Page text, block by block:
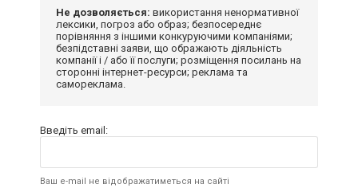
Не дозволяється: використання ненормативної
лексики, погроз або образ; безпосереднє
порівняння з іншими конкуруючими компаніями;
безпідставні заяви, що ображають діяльність
компанії і / або її послуги; розміщення посилань на
сторонні інтернет-ресурси; реклама та
самореклама.
Введіть email:
Ваш e-mail не відображатиметься на сайті